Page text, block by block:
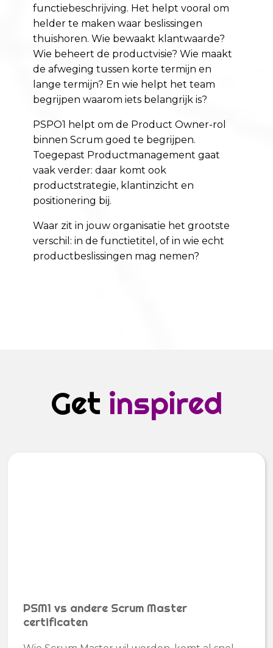
functiebeschrijving. Het helpt vooral om
helder te maken waar beslissingen
thuishoren. Wie bewaakt klantwaarde?
Wie beheert de productvisie? Wie maakt
de afweging tussen korte termijn en
lange termijn? En wie helpt het team
begrijpen waarom iets belangrijk is?
PSPO1 helpt om de Product Owner-rol
binnen Scrum goed te begrijpen.
Toegepast Productmanagement gaat
vaak verder: daar komt ook
productstrategie, klantinzicht en
positionering bij.
Waar zit in jouw organisatie het grootste
verschil: in de functietitel, of in wie echt
productbeslissingen mag nemen?
Get inspired
PSM1 vs andere Scrum Master
certificaten